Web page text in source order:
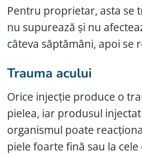
Pentru proprietar, asta se
nu supurează și nu
câteva săptămâni, apoi se
Trauma acului
Orice injecție produce o
pielea, iar produsul
organismul poate
piele foarte fină sau la